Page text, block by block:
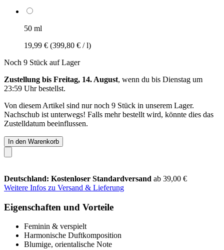
50 ml
19,99 € (399,80 € / l)
Noch 9 Stück auf Lager
Zustellung bis Freitag, 14. August, wenn du bis Dienstag um
23:59 Uhrbestellst.
Von diesem Artikel sind nur noch 9 Stück in unserem Lager.
Nachschub ist unterwegs! Falls mehr bestellt wird, könnte dies das
Zustelldatum beeinflussen.
In den Warenkorb
Deutschland: Kostenloser Standardversand ab 39,00 €
Weitere Infos zu Versand & Lieferung
Eigenschaften und Vorteile
Feminin & verspielt
Harmonische Duftkomposition
Blumige, orientalische Note